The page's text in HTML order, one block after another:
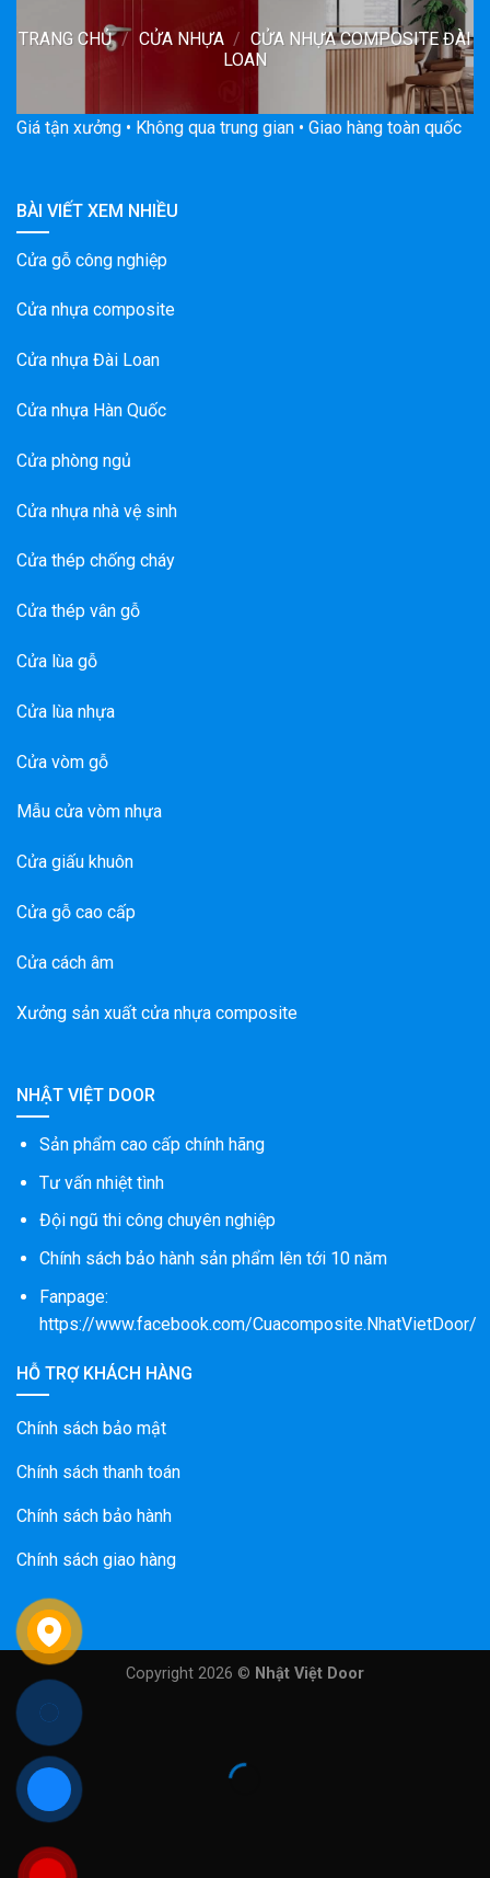
TRANG CHỦ / CỬA NHỰA / CỬA NHỰA COMPOSITE ĐÀI
LOAN
Giá tận xưởng • Không qua trung gian • Giao hàng toàn quốc
BÀI VIẾT XEM NHIỀU
Cửa gỗ công nghiệp
Cửa nhựa composite
Cửa nhựa Đài Loan
Cửa nhựa Hàn Quốc
Cửa phòng ngủ
Cửa nhựa nhà vệ sinh
Cửa thép chống cháy
Cửa thép vân gỗ
Cửa lùa gỗ
Cửa lùa nhựa
Cửa vòm gỗ
Mẫu cửa vòm nhựa
Cửa giấu khuôn
Cửa gỗ cao cấp
Cửa cách âm
Xưởng sản xuất cửa nhựa composite
NHẬT VIỆT DOOR
Sản phẩm cao cấp chính hãng
Tư vấn nhiệt tình
Đội ngũ thi công chuyên nghiệp
Chính sách bảo hành sản phẩm lên tới 10 năm
Fanpage:
https://www.facebook.com/Cuacomposite.NhatVietDoor/
HỖ TRỢ KHÁCH HÀNG
Chính sách bảo mật
Chính sách thanh toán
Chính sách bảo hành
Chính sách giao hàng
Copyright 2026 © Nhật Việt Door